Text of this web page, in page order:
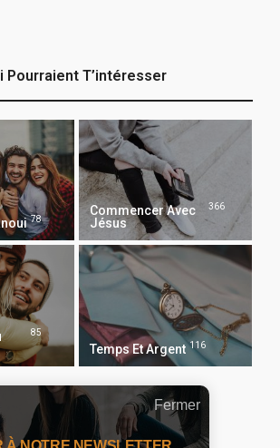
Pourraient T’intéresser
78
Commencer Avec
Jésus
366
85
Temps Et Argent 116
Newsletter Chaque Matin
Fermer